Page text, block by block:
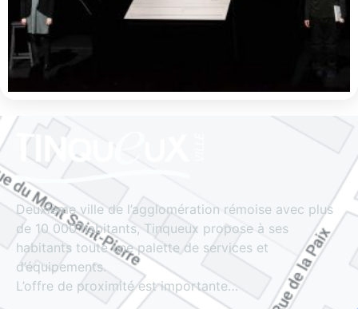
Deuxième ville de l’agglomération rémoise avec plus
de 10 000 habitants, Tinqueux propose à ses
habitants toute une palette de services et
d’équipements.
L’offre de proximité est importante…